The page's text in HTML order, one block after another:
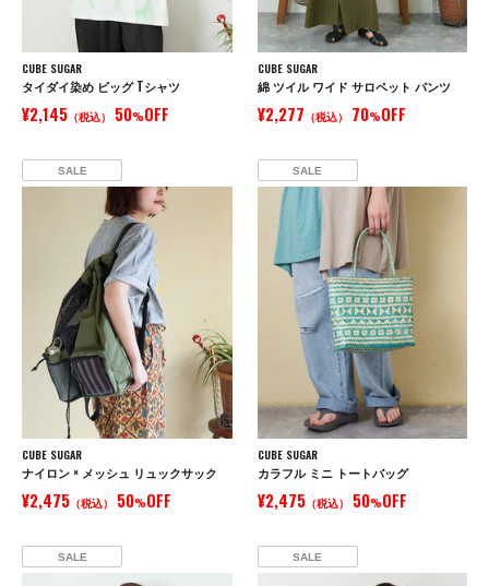
CUBE SUGAR
タイダイ染め ビッグ Tシャツ
¥2,145 （税込） 50%OFF
CUBE SUGAR
綿 ツイル ワイド サロペット パンツ
¥2,277 （税込） 70%OFF
SALE
CUBE SUGAR
ナイロン × メッシュ リュックサック
¥2,475 （税込） 50%OFF
SALE
CUBE SUGAR
カラフル ミニ トートバッグ
¥2,475（税込） 50%OFF
SALE SALE